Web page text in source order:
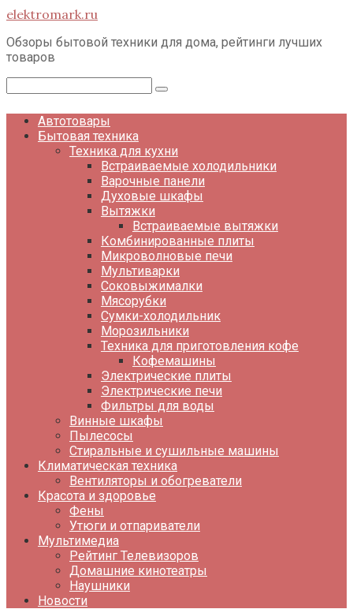
Перейти
контенту
elektromark.ru
Обзоры бытовой техники для дома, рейтинги лучших
товаров
Автотовары
Бытовая техника
Техника для кухни
Встраиваемые холодильники
Варочные панели
Духовые шкафы
Вытяжки
Встраиваемые вытяжки
Комбинированные плиты
Микроволновые печи
Мультиварки
Соковыжималки
Мясорубки
Сумки-холодильник
Морозильники
Техника для приготовления кофе
Кофемашины
Электрические плиты
Электрические печи
Фильтры для воды
Винные шкафы
Пылесосы
Стиральные и сушильные машины
Климатическая техника
Вентиляторы и обогреватели
Красота и здоровье
Фены
Утюги и отпариватели
Мультимедиа
Рейтинг Телевизоров
Домашние кинотеатры
Наушники
Новости